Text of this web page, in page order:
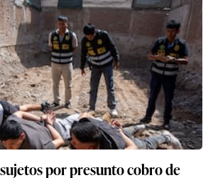
por presunto cobro de